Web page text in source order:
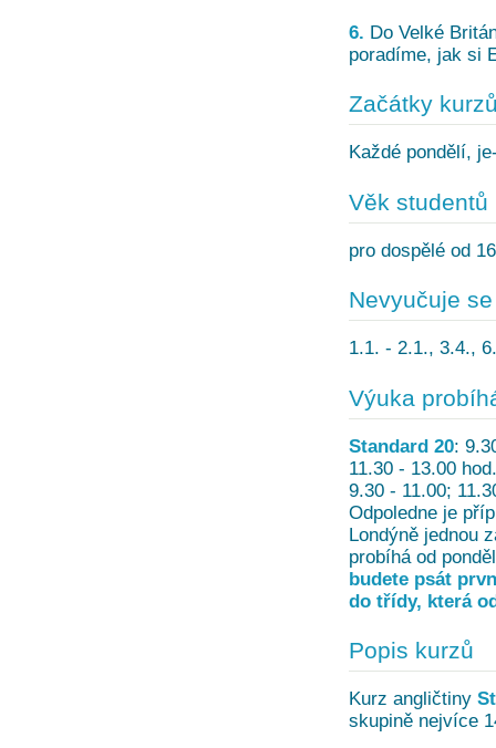
6. Do Velké
poradíme, jak si
Začátky
Každé pondělí,
Věk studentů
pro dospělé od
Nevyučuje se
1.1. - 2.1., 3.4.,
Výuka
Standard 20:
11.30 - 13.00
9.30 - 11.00;
Odpoledne je
Londýně jednou
probíhá od
budete psát
do třídy, která
Popis kurzů
Kurz angličtiny
skupině nejvíce